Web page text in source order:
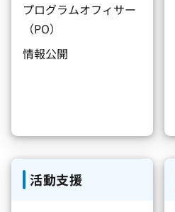
プログラムオフィサー
（PO）
情報公開
活動支援